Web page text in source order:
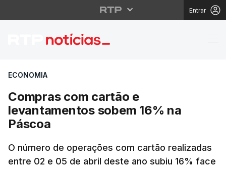
Entrar
Compras com cartão
ECONOMIA
Compras com cartão e
levantamentos sobem 16% na
Páscoa
O número de operações com cartão realizadas
entre 02 e 05 de abril deste ano subiu 16% face